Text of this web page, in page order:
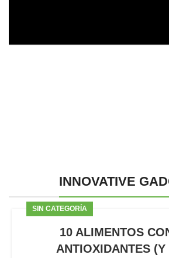
INNOVATIVE
SIN CATEGORÍA
10 ALIMENTOS
ANTIOXIDANTES (Y